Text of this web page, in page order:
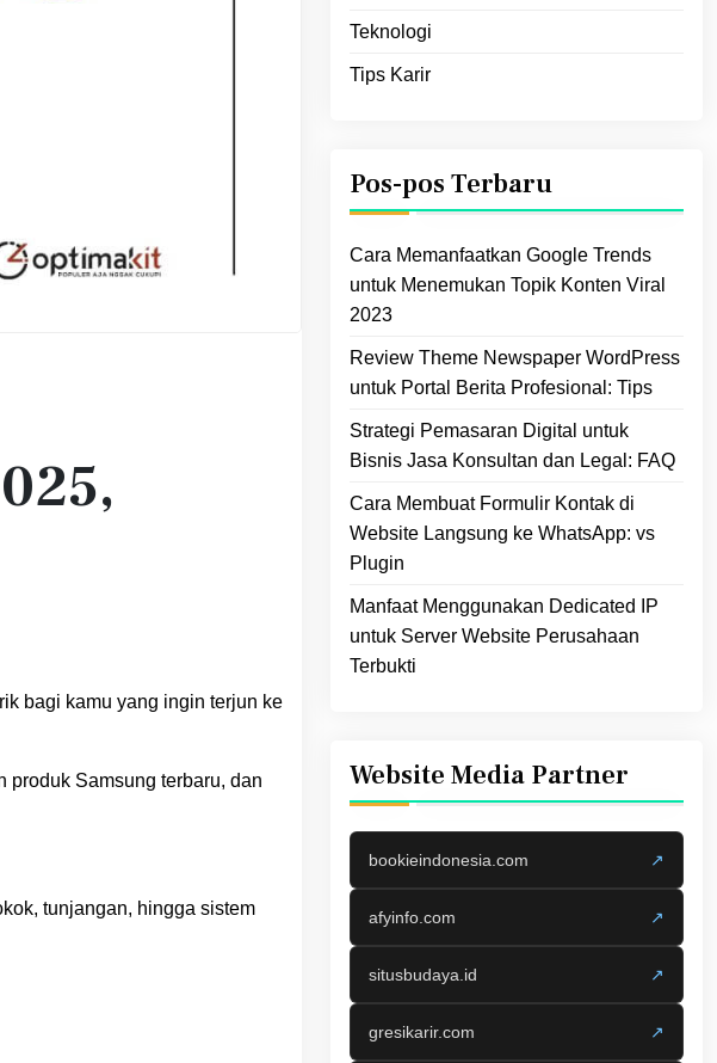
bagi kamu yang ingin terjun ke
produk Samsung terbaru, dan
tunjangan, hingga sistem
Teknologi
Tips Karir
Pos-pos Terbaru
Cara Memanfaatkan Google Trends
untuk Menemukan Topik Konten Viral
2023
Review Theme Newspaper WordPress
untuk Portal Berita Profesional: Tips
Strategi Pemasaran Digital untuk
Bisnis Jasa Konsultan dan Legal: FAQ
Cara Membuat Formulir Kontak di
Website Langsung ke WhatsApp: vs
Plugin
Manfaat Menggunakan Dedicated IP
untuk Server Website Perusahaan
Terbukti
Website Media Partner
bookieindonesia.com ↗
afyinfo.com ↗
situsbudaya.id ↗
gresikarir.com ↗